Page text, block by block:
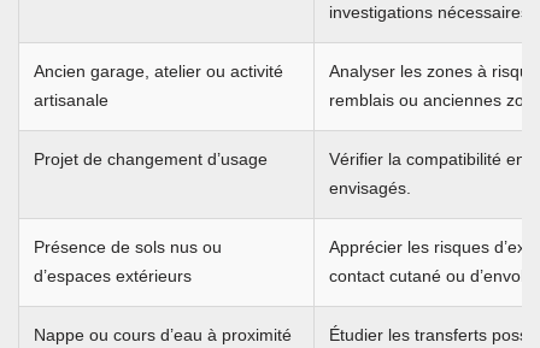
investigations nécessaires.
Ancien garage, atelier ou activité
artisanale
Analyser les zones à
remblais ou anciennes
Projet de changement d’usage
Vérifier la compatibilité
envisagés.
Présence de sols nus ou
d’espaces extérieurs
Apprécier les risques
contact cutané ou d’envol
Nappe ou cours d’eau à proximité
Étudier les transferts